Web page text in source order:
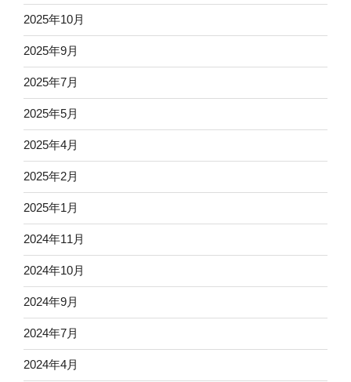
2025年10月
2025年9月
2025年7月
2025年5月
2025年4月
2025年2月
2025年1月
2024年11月
2024年10月
2024年9月
2024年7月
2024年4月